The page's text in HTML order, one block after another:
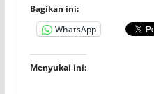
Bagikan ini:
WhatsApp
Menyukai ini: